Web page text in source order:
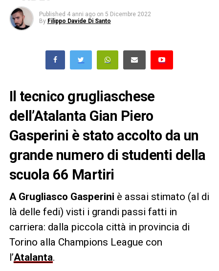
Published 4 anni ago on 5 Dicembre 2022
By Filippo Davide Di Santo
Il tecnico grugliaschese
dell’Atalanta Gian Piero
Gasperini è stato accolto da un
grande numero di studenti della
scuola 66 Martiri
A Grugliasco Gasperini è assai stimato (al di
là delle fedi) visti i grandi passi fatti in
carriera: dalla piccola città in provincia di
Torino alla Champions League con
l’Atalanta.